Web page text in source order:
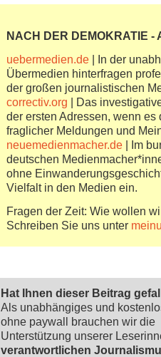
NACH DER DEMOKRATIE -
uebermedien.de | In der
Übermedien hinterfragen
der großen journalistischen
correctiv.org | Das
der ersten Adressen, wenn
fraglicher Meldungen und
neuemedienmacher.de | Im
deutschen
ohne
Vielfalt in den Medien ein.
Fragen der Zeit: Wie wollen
Schreiben Sie uns unter
Hat Ihnen dieser Beitrag
Als unabhängiges und
ohne paywall brauchen wir die
Unterstützung unserer
verantwortlichen